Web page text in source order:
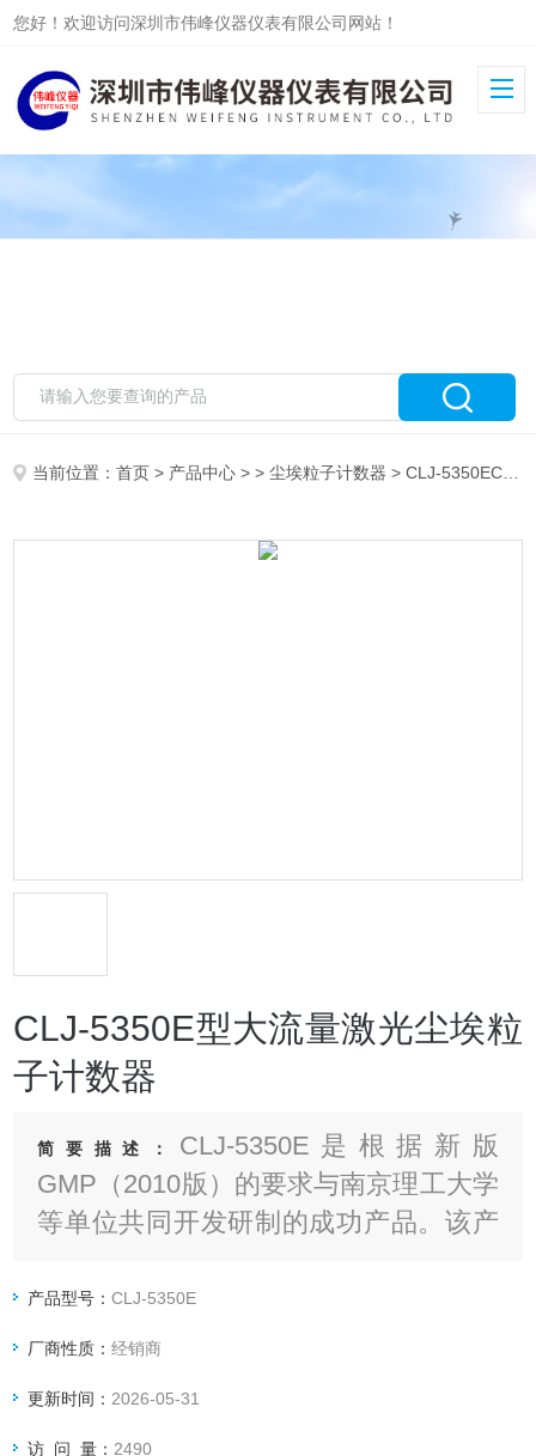
您好！欢迎访问深圳市伟峰仪器仪表有限公司网站！
当前位置：首页 > 产品中心 > >尘埃粒子计数器 > CLJ-5350ECLJ-5350E型大流量激光尘埃粒子计数器
CLJ-5350E型大流量激光尘埃粒
子计数器
简要描述： CLJ-5350E是根据新版
GMP（2010版）的要求与南京理工大学
等单位共同开发研制的成功产品。该产
激光传感器采用全半导体激光器及半导
体光敏二极管接收器，确保光源的稳定
产品型号：CLJ-5350E
厂商性质：经销商
更新时间： 2026-05-31
访 问 量： 2490